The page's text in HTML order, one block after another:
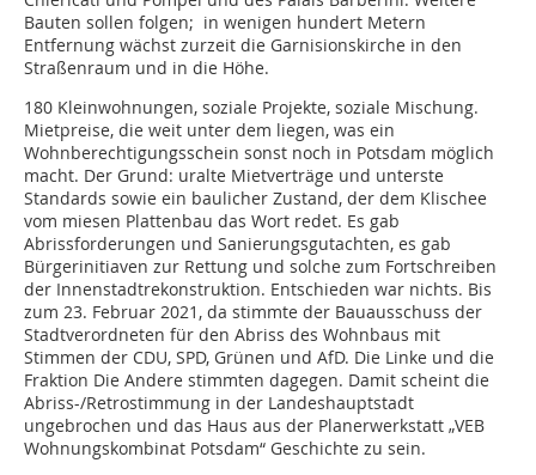
Bauten sollen folgen; in wenigen hundert Metern
Entfernung wächst zurzeit die Garni­sionskirche in den
Straßenraum und in die Höhe.
180 Kleinwohnungen, soziale Projekte, soziale Mischung.
Mietpreise, die weit unter dem liegen, was ein
Wohnberechtigungsschein sonst noch in Potsdam möglich
macht. Der Grund: uralte Mietverträge und unterste
Standards sowie ein baulicher Zustand, der dem Klischee
vom miesen Plattenbau das Wort redet. Es gab
Abrissforderungen und Sanierungsgutachten, es gab
Bürgerinitiaven zur Rettung und solche zum Fortschreiben
der Innenstadtrekonstruktion. Entschieden war nichts. Bis
zum 23. Februar 2021, da stimmte der Bauausschuss der
Stadtverordneten für den Abriss des Wohnbaus mit
Stimmen der CDU, SPD, Grünen und AfD. Die Linke und die
Fraktion Die Andere stimmten dagegen. Damit scheint die
Abriss-/Retrostimmung in der Landeshauptstadt
ungebrochen und das Haus aus der Planerwerkstatt „VEB
Wohnungskombinat Potsdam“ Geschichte zu sein.